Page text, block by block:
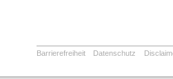
Barrierefreiheit Datenschutz